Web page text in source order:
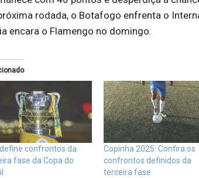
rodada, o Botafogo enfrenta o
encara o Flamengo no domingo.
define confrontos da
fase da Copa do
Copinha 2025: Confira os
confrontos definidos da
terceira fase